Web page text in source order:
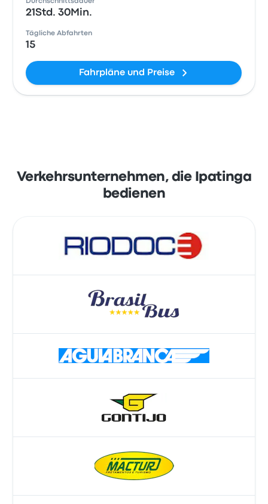
Durchschnittsdauer
21Std. 30Min.
Tägliche Abfahrten
15
Fahrpläne und Preise
Verkehrsunternehmen, die Ipatinga
bedienen